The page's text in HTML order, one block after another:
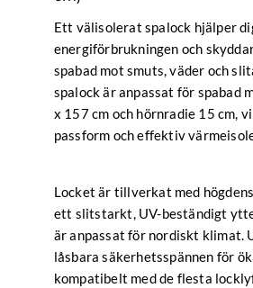
Ett välisolerat spalock hjälper
energiförbrukningen och
spabad mot smuts, väder och
spalock är anpassat för spabad
x 157 cm och hörnradie 15 cm,
passform och effektiv
Locket är tillverkat med
ett slitstarkt, UV-beständigt
är anpassat för nordiskt klimat.
låsbara säkerhetsspännen för
kompatibelt med de flesta